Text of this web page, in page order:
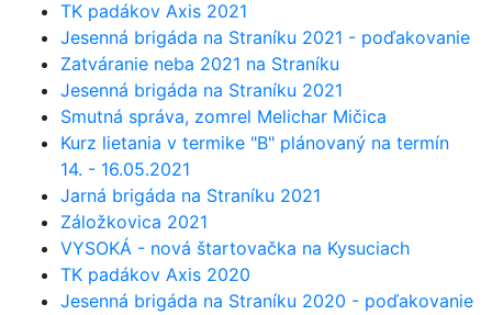
TK padákov Axis 2021
Jesenná brigáda na Straníku 2021 - poďakovanie
Zatváranie neba 2021 na Straníku
Jesenná brigáda na Straníku 2021
Smutná správa, zomrel Melichar Mičica
Kurz lietania v termike "B" plánovaný na termín
14. - 16.05.2021
Jarná brigáda na Straníku 2021
Záložkovica 2021
VYSOKÁ - nová štartovačka na Kysuciach
TK padákov Axis 2020
Jesenná brigáda na Straníku 2020 - poďakovanie